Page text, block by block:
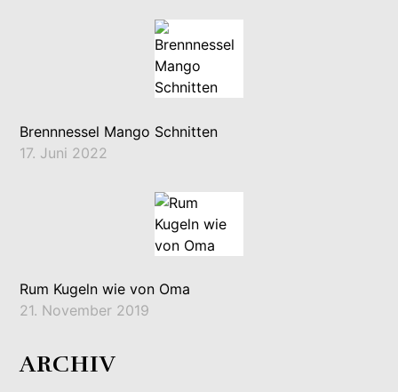
Brennnessel Mango Schnitten
17. Juni 2022
Rum Kugeln wie von Oma
21. November 2019
ARCHIV